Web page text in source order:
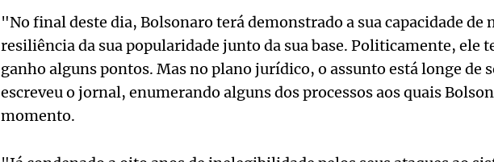
"No final deste dia, Bolsonaro terá demonstrado a sua capacidade de
resiliência da sua popularidade junto da sua base. Politicamente, ele
ganho alguns pontos. Mas no plano jurídico, o assunto está longe de
escreveu o jornal, enumerando alguns dos processos aos quais
momento.